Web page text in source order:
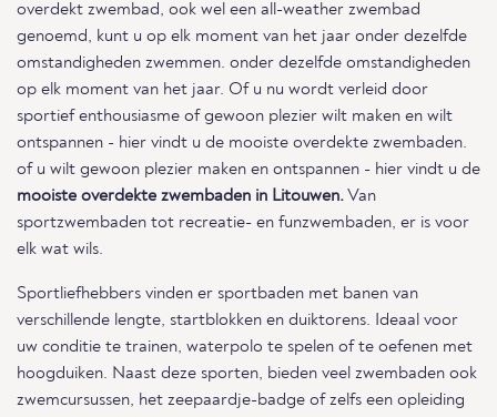
overdekt zwembad, ook wel een all-weather zwembad
genoemd, kunt u op elk moment van het jaar onder dezelfde
omstandigheden zwemmen. onder dezelfde omstandigheden
op elk moment van het jaar. Of u nu wordt verleid door
sportief enthousiasme of gewoon plezier wilt maken en wilt
ontspannen - hier vindt u de mooiste overdekte zwembaden.
of u wilt gewoon plezier maken en ontspannen - hier vindt u de
mooiste overdekte zwembaden in Litouwen.Van
sportzwembaden tot recreatie- en funzwembaden, er is voor
elk wat wils.
Sportliefhebbers vinden er sportbaden met banen van
verschillende lengte, startblokken en duiktorens. Ideaal voor
uw conditie te trainen, waterpolo te spelen of te oefenen met
hoogduiken. Naast deze sporten, bieden veel zwembaden ook
zwemcursussen, het zeepaardje-badge of zelfs een opleiding